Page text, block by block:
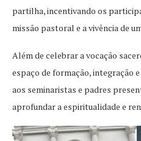
partilha, incentivando os
missão pastoral e a vivência de
Além de celebrar a vocação
espaço de formação, integração
aos seminaristas e padres
aprofundar a espiritualidade e